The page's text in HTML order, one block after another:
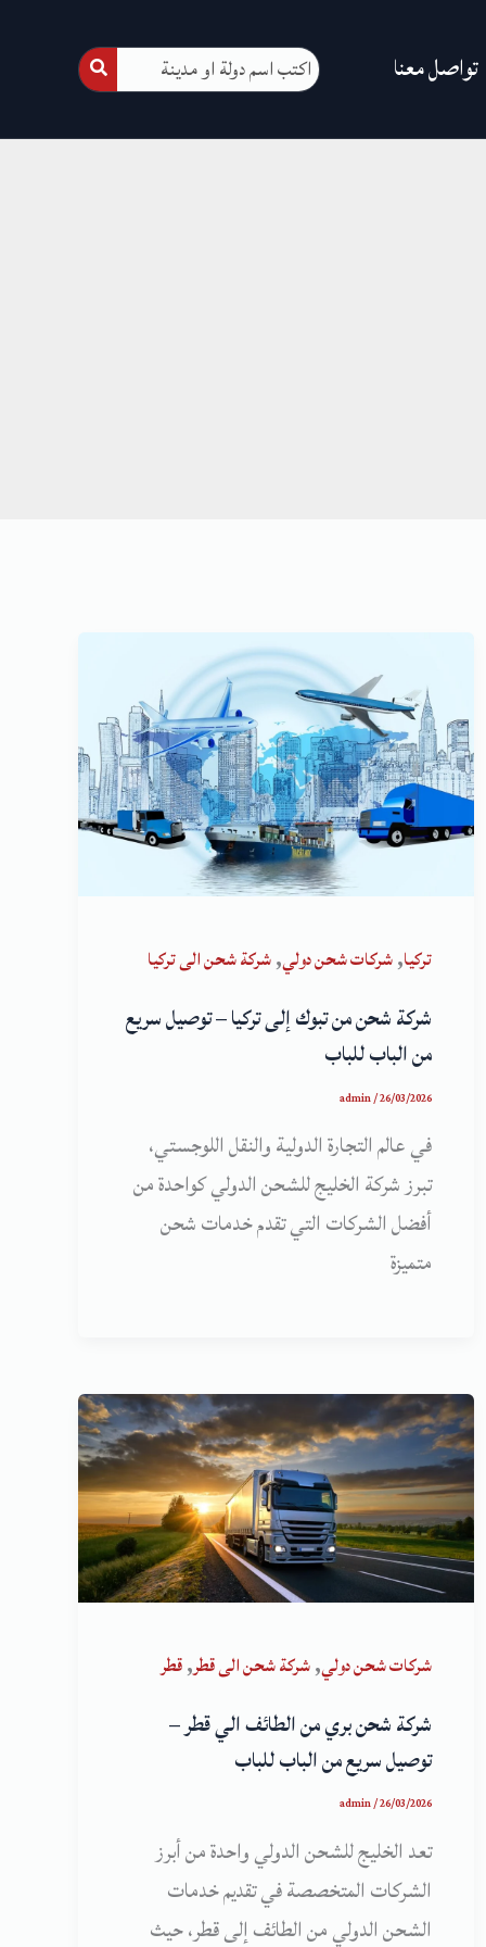
تواصل معنا
تركيا,شركات شحن دولي,شركة شحن الى تركيا
شركة شحن من تبوك إلى تركيا – توصيل سريع
من الباب للباب
admin/26/03/2026
في عالم التجارة الدولية والنقل اللوجستي،
تبرز شركة الخليج للشحن الدولي كواحدة من
أفضل الشركات التي تقدم خدمات شحن
متميزة
شركات شحن دولي,شركة شحن الى قطر,قطر
شركة شحن بري من الطائف الي قطر –
توصيل سريع من الباب للباب
admin/26/03/2026
تعد الخليج للشحن الدولي واحدة من أبرز
الشركات المتخصصة في تقديم خدمات
الشحن الدولي من الطائف إلى قطر، حيث